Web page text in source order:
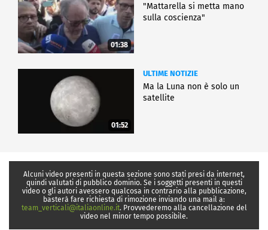
01:38
"Mattarella si metta mano
sulla coscienza"
01:52
ULTIME NOTIZIE
Ma la Luna non è solo un
satellite
Alcuni video presenti in questa sezione sono stati presi da internet,
quindi valutati di pubblico dominio. Se i soggetti presenti in questi
video o gli autori avessero qualcosa in contrario alla pubblicazione,
basterà fare richiesta di rimozione inviando una mail a:
team_verticali@italiaonline.it. Provvederemo alla cancellazione del
video nel minor tempo possibile.